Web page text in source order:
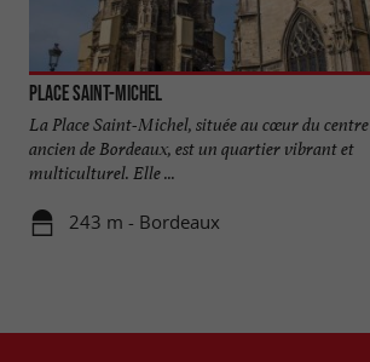
Place Saint-Michel
La Place Saint-Michel, située au cœur du centre
ancien de Bordeaux, est un quartier vibrant et
multiculturel. Elle ...
243 m - Bordeaux